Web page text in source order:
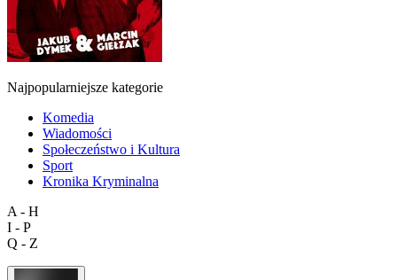
Najpopularniejsze kategorie
Komedia
Wiadomości
Społeczeństwo i Kultura
Sport
Kronika Kryminalna
A - H
I - P
Q - Z